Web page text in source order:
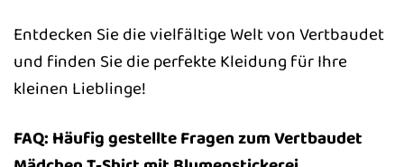
Entdecken Sie die vielfältige Welt von Vertbaudet
und finden Sie die perfekte Kleidung für Ihre
kleinen Lieblinge!
FAQ: Häufig gestellte Fragen zum Vertbaudet